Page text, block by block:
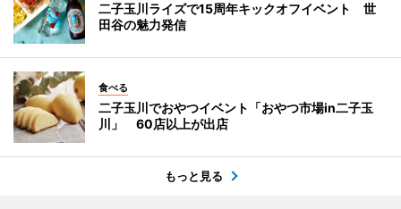
二子玉川ライズで15周年キックオフイベント 世
田谷の魅力発信
食べる
二子玉川でおやつイベント「おやつ市場in二子玉
川」 60店以上が出店
もっと見る